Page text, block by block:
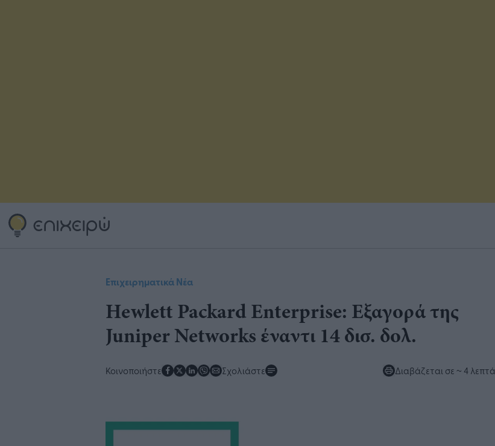
Επιχειρηματικά Νέα
Hewlett Packard Enterprise: Εξαγορά της
Juniper Networks έναντι 14 δισ. δολ.
Κοινοποιήστε Σχολιάστε Διαβάζεται σε ~ 4 λεπτά